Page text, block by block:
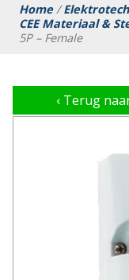
Home/
CEE Materiaal &
5P – Female
‹ Terug